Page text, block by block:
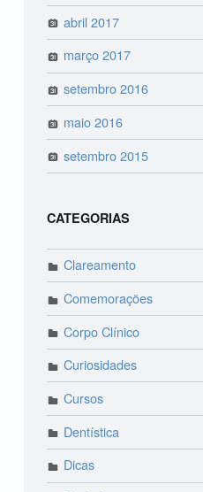
abril 2017
março 2017
setembro 2016
maio 2016
setembro 2015
CATEGORIAS
Clareamento
Comemorações
Corpo Clínico
Curiosidades
Cursos
Dentística
Dicas